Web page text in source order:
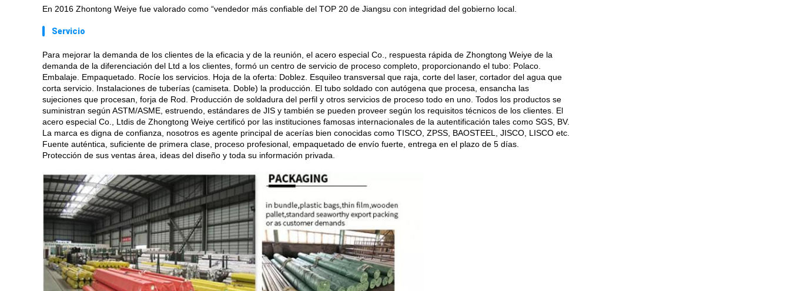
En 2016 Zhontong Weiye fue valorado como “vendedor más confiable del TOP 20 de Jiangsu con integridad del gobierno local.
Servicio
Para mejorar la demanda de los clientes de la eficacia y de la reunión, el acero especial Co., respuesta rápida de Zhongtong Weiye de la
demanda de la diferenciación del Ltd a los clientes, formó un centro de servicio de proceso completo, proporcionando el tubo: Polaco.
Embalaje. Empaquetado. Rocíe los servicios. Hoja de la oferta: Doblez. Esquileo transversal que raja, corte del laser, cortador del agua que
corta servicio. Instalaciones de tuberías (camiseta. Doble) la producción. El tubo soldado con autógena que procesa, ensancha las
sujeciones que procesan, forja de Rod. Producción de soldadura del perfil y otros servicios de proceso todo en uno. Todos los productos se
suministran según ASTM/ASME, estruendo, estándares de JIS y también se pueden proveer según los requisitos técnicos de los clientes. El
acero especial Co., Ltdis de Zhongtong Weiye certificó por las instituciones famosas internacionales de la autentificación tales como SGS, BV.
La marca es digna de confianza, nosotros es agente principal de acerías bien conocidas como TISCO, ZPSS, BAOSTEEL, JISCO, LISCO etc.
Fuente auténtica, suficiente de primera clase, proceso profesional, empaquetado de envío fuerte, entrega en el plazo de 5 días.
Protección de sus ventas área, ideas del diseño y toda su información privada.